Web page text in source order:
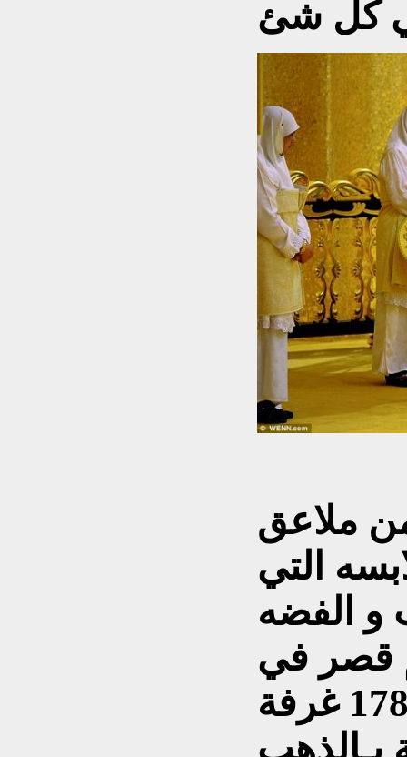
كل شئ
من ملاعق
التي
و الفضه
قصر في
غرفة